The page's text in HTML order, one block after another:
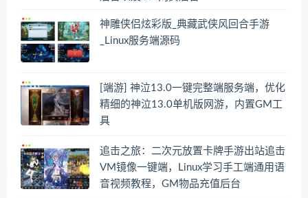
神雕侠侣炫彩版_典藏武侠风回合手游
_Linux服务端源码
[端游] 神泣13.0一键完整端服务端，优化
精细的神泣13.0单机版网游，内置GM工
具
追击之旅：二次元放置卡牌手游出站追击
VM镜像一键端，Linux学习手工端通用语
音视频教程，GM物品充值后台